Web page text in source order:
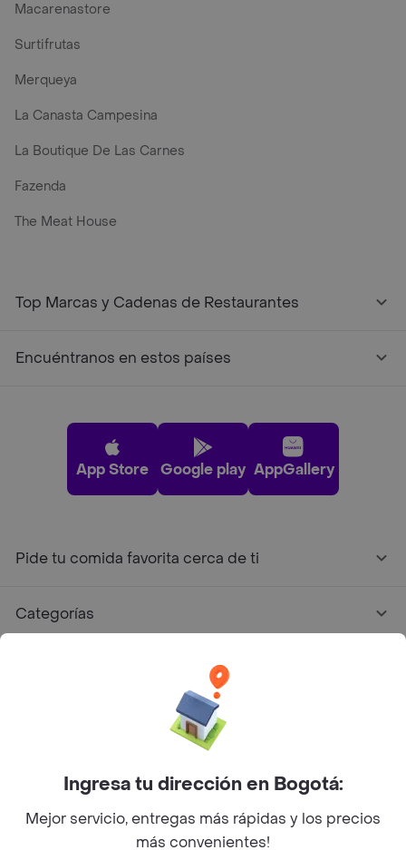
Macarenastore
Surtifrutas
Merqueya
La Canasta Campesina
La Boutique De Las Carnes
Fazenda
The Meat House
Top Marcas y Cadenas de Restaurantes
Encuéntranos en estos países
App Store Google play AppGallery
Pide tu comida favorita cerca de ti
Categorías
Facebook
Twitter
Instagram
©2026Rappi Inc. All rights reserved.
Ingresa tu dirección en Bogotá:
Mejor servicio, entregas más rápidas y los precios
más convenientes!